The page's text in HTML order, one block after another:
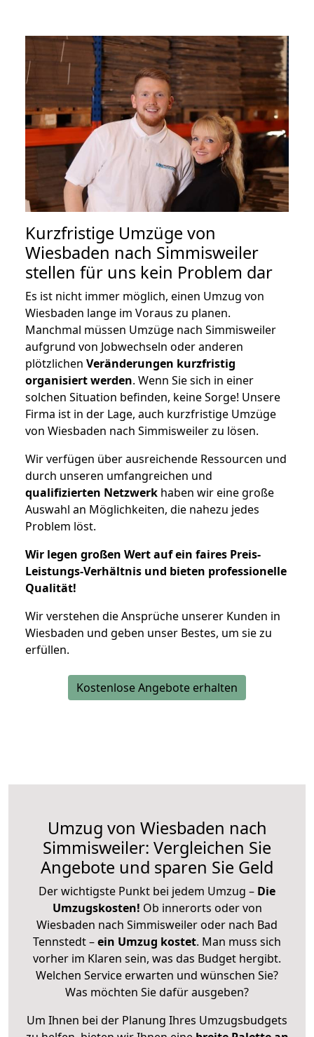
Kurzfristige Umzüge von
Wiesbaden nach Simmisweiler
stellen für uns kein Problem dar
Es ist nicht immer möglich, einen Umzug von
Wiesbaden lange im Voraus zu planen.
Manchmal müssen Umzüge nach Simmisweiler
aufgrund von Jobwechseln oder anderen
plötzlichen Veränderungen kurzfristig
organisiert werden. Wenn Sie sich in einer
solchen Situation befinden, keine Sorge! Unsere
Firma ist in der Lage, auch kurzfristige Umzüge
von Wiesbaden nach Simmisweiler zu lösen.
Wir verfügen über ausreichende Ressourcen und
durch unseren umfangreichen und
qualifizierten Netzwerk haben wir eine große
Auswahl an Möglichkeiten, die nahezu jedes
Problem löst.
Wir legen großen Wert auf ein faires Preis-
Leistungs-Verhältnis und bieten professionelle
Qualität!
Wir verstehen die Ansprüche unserer Kunden in
Wiesbaden und geben unser Bestes, um sie zu
erfüllen.
Kostenlose Angebote erhalten
Umzug von Wiesbaden nach
Simmisweiler: Vergleichen Sie
Angebote und sparen Sie Geld
Der wichtigste Punkt bei jedem Umzug – Die
Umzugskosten! Ob innerorts oder von
Wiesbaden nach Simmisweiler oder nach Bad
Tennstedt –ein Umzug kostet. Man muss sich
vorher im Klaren sein, was das Budget hergibt.
Welchen Service erwarten und wünschen Sie?
Was möchten Sie dafür ausgeben?
Um Ihnen bei der Planung Ihres Umzugsbudgets